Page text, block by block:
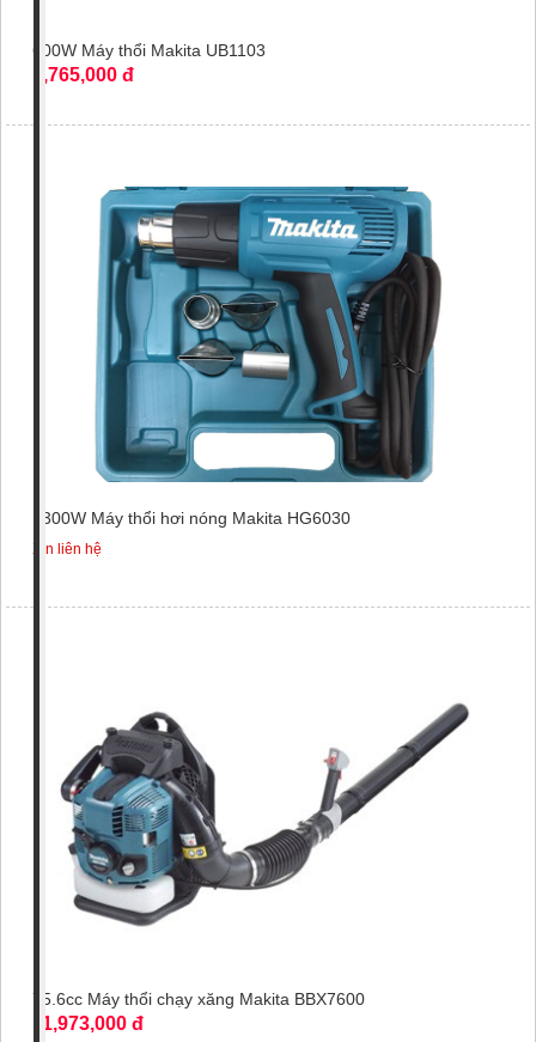
600W Máy thổi Makita UB1103
1,765,000 đ
1300W Máy thổi hơi nóng Makita HG6030
Xin liên hệ
75.6cc Máy thổi chạy xăng Makita BBX7600
11,973,000 đ